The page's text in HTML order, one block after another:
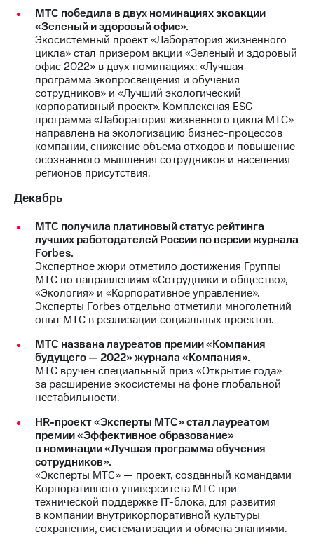
погашении
именных
облигаций
Другое
Регистратор
Реквизиты
Контакты
развитие
деловая этика
На главную
МТС победила в двух номинациях экоакции
«Зеленый и здоровый офис».
Экосистемный проект «Лаборатория жизненного
цикла» стал призером акции «Зеленый и здоровый
офис 2022» в двух номинациях: «Лучшая
программа экопросвещения и обучения
сотрудников» и «Лучший экологический
корпоративный проект». Комплексная ESG-
программа «Лаборатория жизненного цикла МТС»
направлена на экологизацию бизнес-процессов
компании, снижение объема отходов и повышение
осознанного мышления сотрудников и населения
регионов присутствия.
Декабрь
МТС получила платиновый статус рейтинга
лучших работодателей России по версии журнала
Forbes.
Экспертное жюри отметило достижения Группы
МТС по направлениям «Сотрудники и общество»,
«Экология» и «Корпоративное управление».
Эксперты Forbes отдельно отметили многолетний
опыт МТС в реализации социальных проектов.
МТС названа лауреатов премии «Компания
будущего — 2022» журнала «Компания».
МТС вручен специальный приз «Открытие года»
за расширение экосистемы на фоне глобальной
нестабильности.
HR-проект «Эксперты МТС» стал лауреатом
премии «Эффективное образование»
в номинации «Лучшая программа обучения
сотрудников».
«Эксперты МТС» — проект, созданный командами
Корпоративного университета МТС при
технической поддержке IT-блока, для развития
в компании внутрикорпоративной культуры
сохранения, систематизации и обмена знаниями.